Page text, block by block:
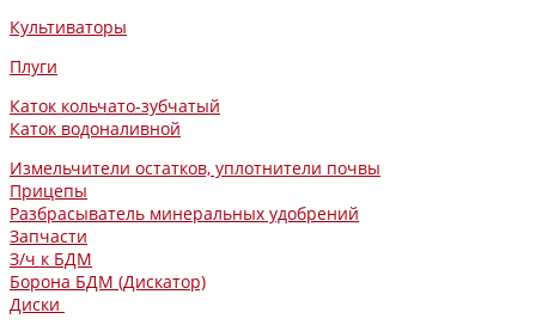
Культиваторы
Плуги
Каток кольчато-зубчатый
Каток водоналивной
Измельчители остатков, уплотнители почвы
Прицепы
Разбрасыватель минеральных удобрений
Запчасти
З/ч к БДМ
Борона БДМ (Дискатор)
Диски